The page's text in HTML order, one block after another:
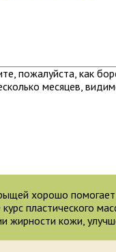
пожалуйста, как
месяцев,
хорошо
пластического
жирности кожи,